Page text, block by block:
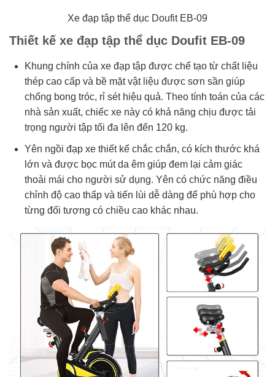
Xe đạp tập thể dục Doufit EB-09
Thiết kế xe đạp tập thể dục Doufit EB-09
Khung chính của xe đạp tập được chế tạo từ chất liệu
thép cao cấp và bề mặt vật liệu được sơn sần giúp
chống bong tróc, rỉ sét hiệu quả. Theo tính toán của các
nhà sản xuất, chiếc xe này có khả năng chịu được tải
trọng người tập tối đa lên đến 120 kg.
Yên ngồi đạp xe thiết kế chắc chắn, có kích thước khá
lớn và được bọc mút da êm giúp đem lại cảm giác
thoải mái cho người sử dụng. Yên có chức năng điều
chỉnh độ cao thấp và tiến lùi dễ dàng để phù hợp cho
từng đối tượng có chiều cao khác nhau.